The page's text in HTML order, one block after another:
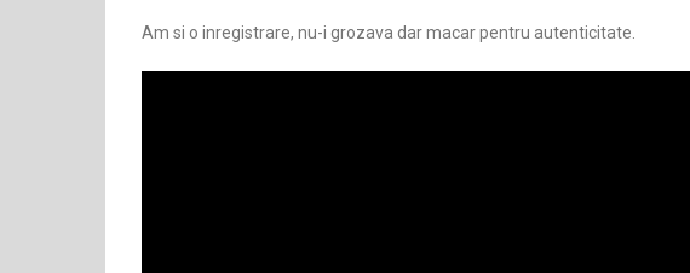
Am si o inregistrare, nu-i grozava dar macar pentru autenticitate.